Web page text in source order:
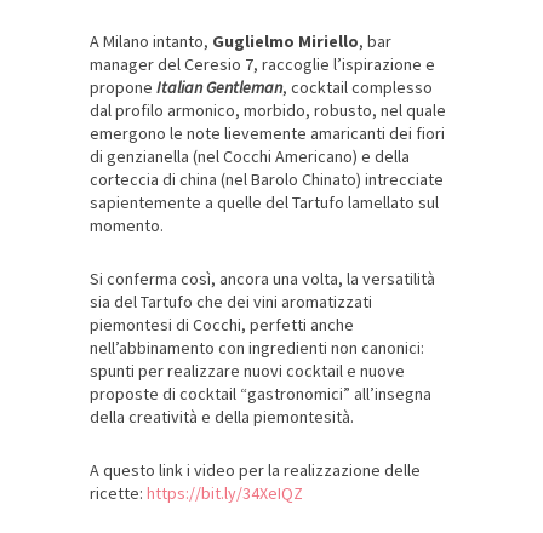
A Milano intanto, Guglielmo Miriello, bar
manager del Ceresio 7, raccoglie l’ispirazione e
propone Italian Gentleman, cocktail complesso
dal profilo armonico, morbido, robusto, nel quale
emergono le note lievemente amaricanti dei fiori
di genzianella (nel Cocchi Americano) e della
corteccia di china (nel Barolo Chinato) intrecciate
sapientemente a quelle del Tartufo lamellato sul
momento.
Si conferma così, ancora una volta, la versatilità
sia del Tartufo che dei vini aromatizzati
piemontesi di Cocchi, perfetti anche
nell’abbinamento con ingredienti non canonici:
spunti per realizzare nuovi cocktail e nuove
proposte di cocktail “gastronomici” all’insegna
della creatività e della piemontesità.
A questo link i video per la realizzazione delle
ricette: https://bit.ly/34XeIQZ